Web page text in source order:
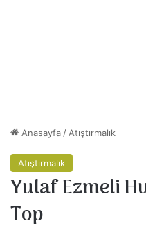
Anasayfa / Atıştırmalık
Atıştırmalık
Yulaf Ezmeli
Top